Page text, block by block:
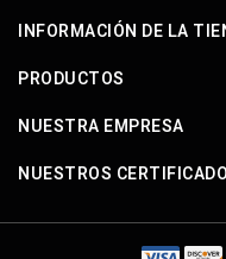
INFORMACIÓN DE LA
PRODUCTOS
NUESTRA EMPRESA
NUESTROS